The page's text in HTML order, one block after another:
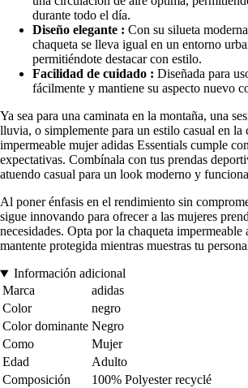
durante todo el día.
Diseño elegante : Con su silueta
chaqueta se lleva igual en un entorno
permitiéndote destacar con estilo.
Facilidad de cuidado : Diseñada para
fácilmente y mantiene su aspecto nuevo
Ya sea para una caminata en la montaña, una
lluvia, o simplemente para un estilo casual en la
impermeable mujer adidas Essentials cumple
expectativas. Combínala con tus prendas
atuendo casual para un look moderno y
Al poner énfasis en el rendimiento sin
sigue innovando para ofrecer a las mujeres
necesidades. Opta por la chaqueta impermeable
mantente protegida mientras muestras tu
Información adicional
Marca
adidas
Color
negro
Color dominante Negro
Como
Mujer
Edad
Adulto
Composición
100% Polyester recyclé